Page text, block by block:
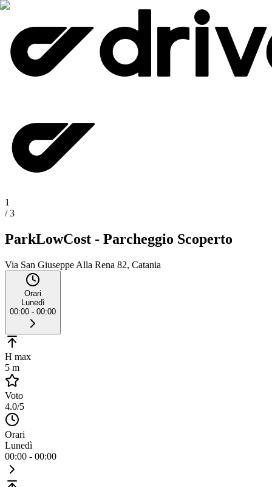
1
/3
ParkLowCost - Parcheggio Scoperto
Via San Giuseppe Alla Rena 82, Catania
Orari
Lunedì
00:00 - 00:00
H max
5 m
Voto
4.0/5
Orari
Lunedì
00:00 - 00:00